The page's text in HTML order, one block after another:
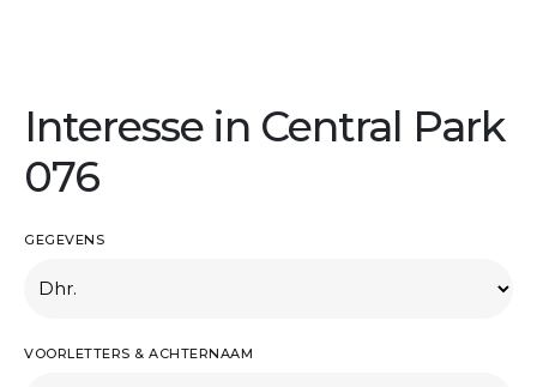
Interesse in Central Park
076
GEGEVENS
VOORLETTERS & ACHTERNAAM